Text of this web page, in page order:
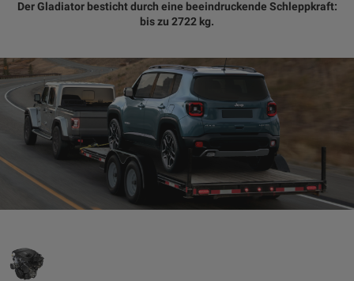
Der Gladiator besticht durch eine beeindruckende Schleppkraft:
bis zu 2722 kg.